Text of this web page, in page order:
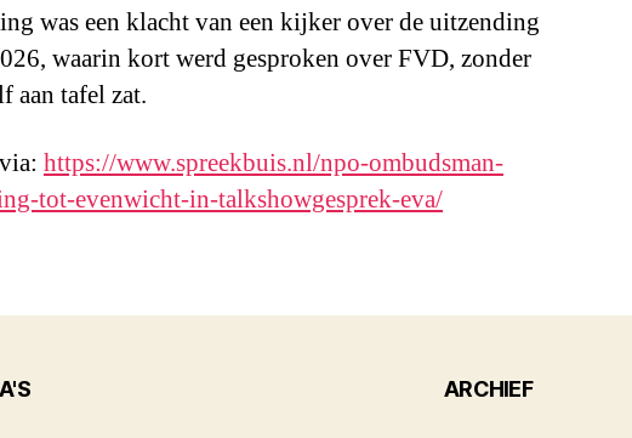
was een klacht van een kijker over de uitzending
waarin kort werd gesproken over FVD, zonder
aan tafel zat.
https://www.spreekbuis.nl/npo-ombudsman-
tot-evenwicht-in-talkshowgesprek-eva/
ARCHIEF